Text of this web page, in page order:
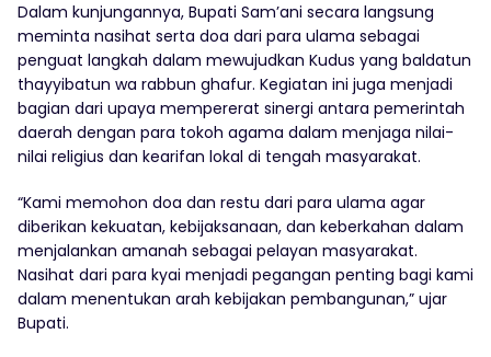
Dalam kunjungannya, Bupati Sam’ani secara langsung
meminta nasihat serta doa dari para ulama sebagai
penguat langkah dalam mewujudkan Kudus yang baldatun
thayyibatun wa rabbun ghafur. Kegiatan ini juga menjadi
bagian dari upaya mempererat sinergi antara pemerintah
daerah dengan para tokoh agama dalam menjaga nilai-
nilai religius dan kearifan lokal di tengah masyarakat.
“Kami memohon doa dan restu dari para ulama agar
diberikan kekuatan, kebijaksanaan, dan keberkahan dalam
menjalankan amanah sebagai pelayan masyarakat.
Nasihat dari para kyai menjadi pegangan penting bagi kami
dalam menentukan arah kebijakan pembangunan,” ujar
Bupati.